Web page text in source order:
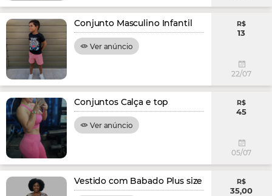
Conjunto Masculino Infantil
Ver anúncio
R$
13
22/07
Conjuntos Calça e top
Ver anúncio
R$
45
05/07
Vestido com Babado Plus size R$
35,00